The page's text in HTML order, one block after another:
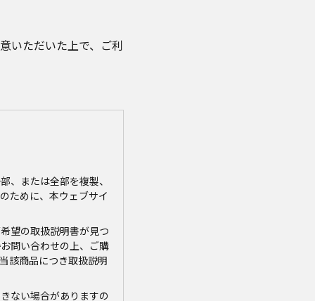
いただいた上で、ご利
、または全部を複製、
ために、本ウェブサイ
望の取扱説明書が見つ
問い合わせの上、ご購
該商品につき取扱説明
ない場合がありますの